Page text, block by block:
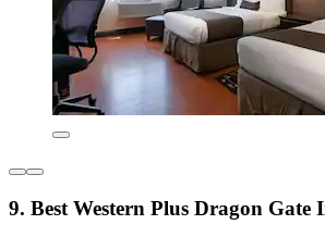
9. Best Western Plus Dragon Gate